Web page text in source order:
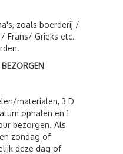
zoals boerderij /
Frans/ Grieks etc.
materialen, 3 D
ophalen en 1
bezorgen. Als
zondag of
deze dag of